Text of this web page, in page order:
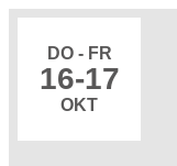
DO - FR
16-17
OKT